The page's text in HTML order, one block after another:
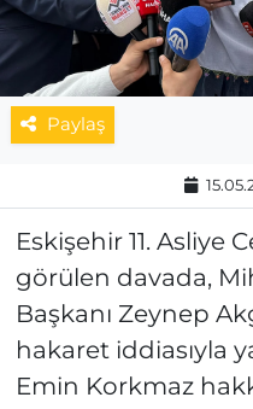
Paylaş
Eskişehir 11. Asliye
görülen davada,
Başkanı Zeynep
hakaret iddiasıyla
Emin Korkmaz